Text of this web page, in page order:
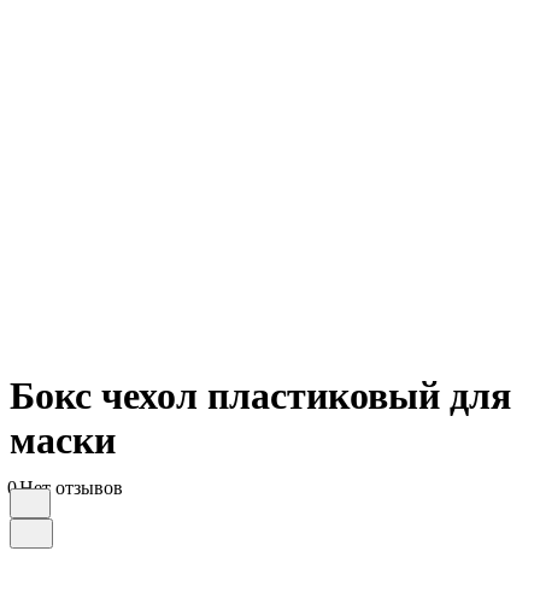
Бокс чехол пластиковый для
маски
0Нет отзывов